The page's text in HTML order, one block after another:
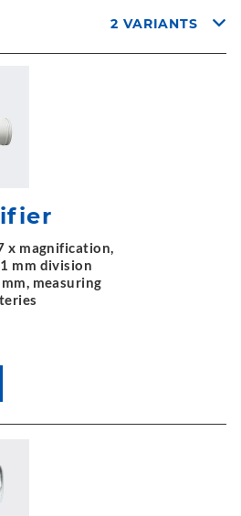
2 VARIANTS
x magnification,
mm division
measuring